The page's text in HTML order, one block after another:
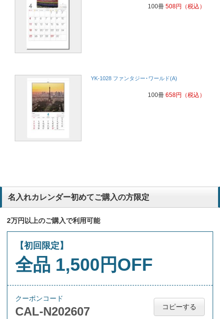
100冊 508円 （税込）
YK-1028 ファンタジー･ワールド(A)
100冊 658円 （税込）
名入れカレンダー初めてご購入の方限定
2万円以上のご購入で利用可能
【初回限定】
全品 1,500円OFF
クーポンコード
CAL-N202607 コピーする